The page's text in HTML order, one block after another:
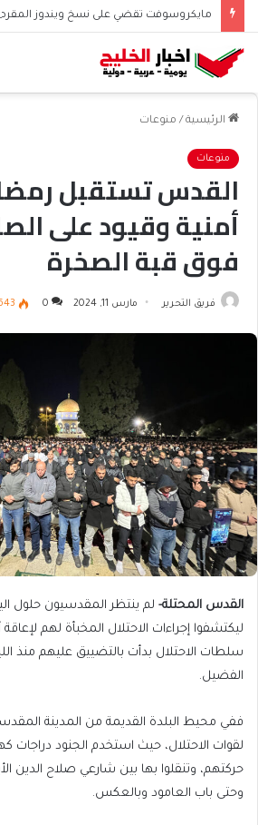
مايكروسوفت تقضي على نسخ ويندوز
الرئيسية / منوعات
منوعات
القدس تستقبل
أمنية وقيود على
فوق قبة الصخرة
فريق التحرير مارس 11, 2024 0
القدس المحتلة- لم ينتظر المقدسيون حلول
ليكتشفوا إجراءات الاحتلال المخبأة لهم لإعاقة
سلطات الاحتلال بدأت بالتضييق عليهم منذ
الفضيل.
ففي محيط البلدة القديمة من المدينة
لقوات الاحتلال، حيث استخدم الجنود دراجات
حركتهم، وتنقلوا بها بين شارعي صلاح الدين
وحتى باب العامود وبالعكس.